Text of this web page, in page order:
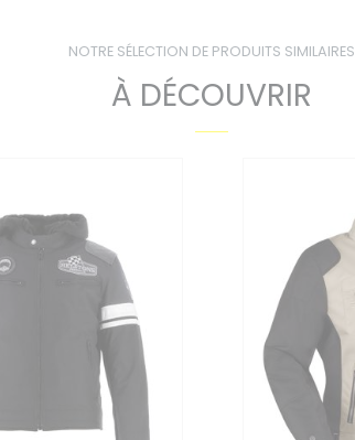
NOTRE SÉLECTION DE PRODUITS SIMILAIRES
À DÉCOUVRIR